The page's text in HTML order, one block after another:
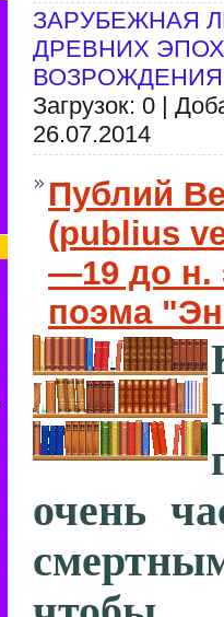
ЗАРУБЕЖНАЯ
ДРЕВНИХ
ВОЗРОЖДЕНИЯ
Загрузок: 0 |
26.07.2014
Публий
(publius
—19 до н.
поэма
очень